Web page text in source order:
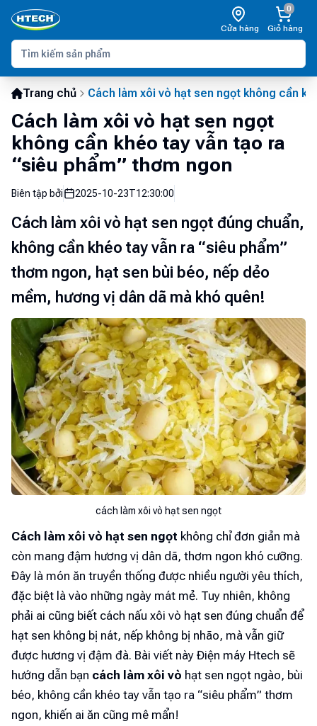
Cửa hàng
0
Giỏ hàng
Trang chủ Cách làm xôi vò hạt sen ngọt không cần
Cách làm xôi vò hạt sen ngọt
không cần khéo tay vẫn tạo ra
“siêu phẩm” thơm ngon
Biên tập bởi 2025-10-23T12:30:00
Cách làm xôi vò hạt sen ngọt đúng chuẩn,
không cần khéo tay vẫn ra “siêu phẩm”
thơm ngon, hạt sen bùi béo, nếp dẻo
mềm, hương vị dân dã mà khó quên!
cách làm xôi vò hạt sen ngọt
Cách làm xôi vò hạt sen ngọt không chỉ đơn giản mà
còn mang đậm hương vị dân dã, thơm ngon khó cưỡng.
Đây là món ăn truyền thống được nhiều người yêu thích,
đặc biệt là vào những ngày mát mẻ. Tuy nhiên, không
phải ai cũng biết cách nấu xôi vò hạt sen đúng chuẩn để
hạt sen không bị nát, nếp không bị nhão, mà vẫn giữ
được hương vị đậm đà. Bài viết này Điện máy Htech sẽ
hướng dẫn bạn cách làm xôi vò hạt sen ngọt ngào, bùi
béo, không cần khéo tay vẫn tạo ra “siêu phẩm” thơm
ngon, khiến ai ăn cũng mê mẩn!